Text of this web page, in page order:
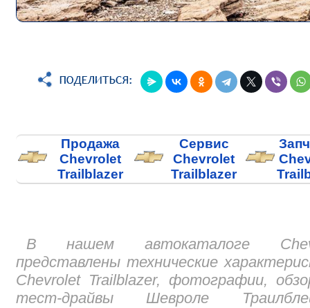
Продажа
Chevrolet
Trailblazer
Сервис
Chevrolet
Trailblazer
В нашем автокаталоге
представлены технические
Chevrolet Trailblazer, фотографии,
тест-драйвы Шевроле